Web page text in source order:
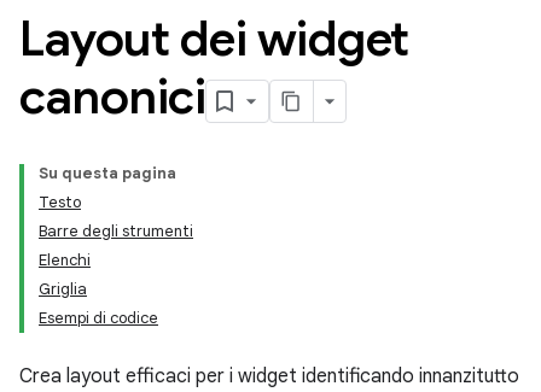
Layout dei widget
canonici
Su questa pagina
Testo
Barre degli strumenti
Elenchi
Griglia
Esempi di codice
Crea layout efficaci per i widget identificando innanzitutto